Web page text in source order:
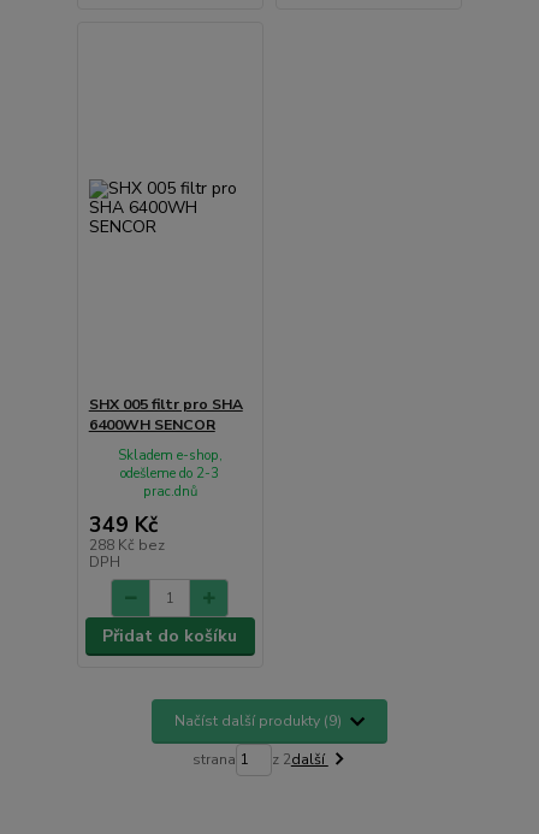
SHX 005 filtr pro SHA
6400WH SENCOR
349 Kč
288 Kč bez
DPH
Skladem e-shop,
odešleme do 2-3
prac.dnů
Přidat do košíku
Načíst další produkty (9)
strana z 2další